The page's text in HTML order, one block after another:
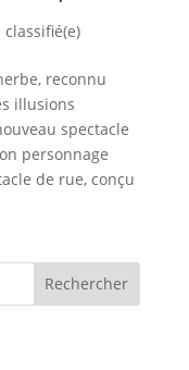
classifié(e)
reconnu
illusions
spectacle
personnage
de rue, conçu